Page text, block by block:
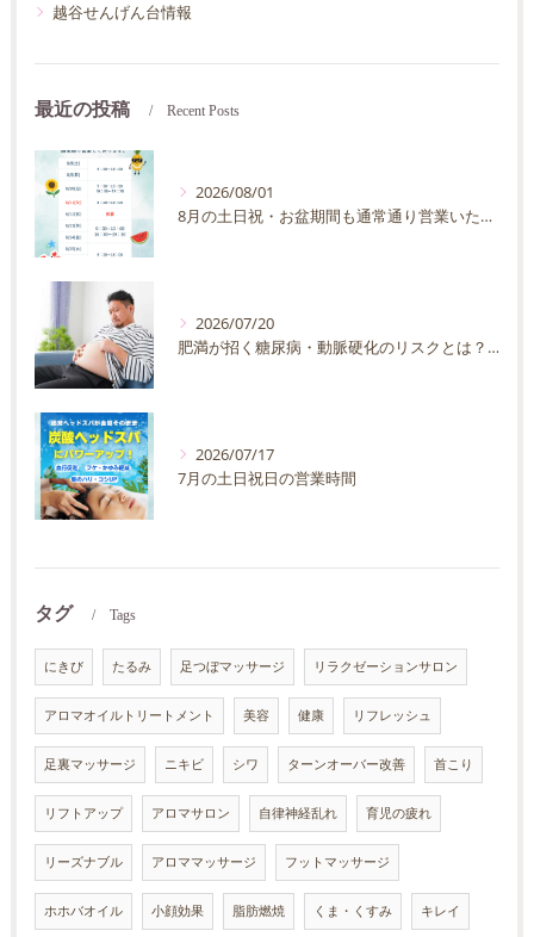
越谷せんげん台情報
最近の投稿 Recent Posts
2026/08/01
8月の土日祝・お盆期間も通常通り営業いたします
2026/07/20
肥満が招く糖尿病・動脈硬化のリスクとは？30代40代男性が今すぐ始めたい予防法を徹底解説
2026/07/17
7月の土日祝日の営業時間
タグ Tags
にきび たるみ 足つぼマッサージ リラクゼーションサロン
アロマオイルトリートメント 美容 健康 リフレッシュ
足裏マッサージ ニキビ シワ ターンオーバー改善 首こり
リフトアップ アロマサロン 自律神経乱れ 育児の疲れ
リーズナブル アロママッサージ フットマッサージ
ホホバオイル 小顔効果 脂肪燃焼 くま・くすみ キレイ